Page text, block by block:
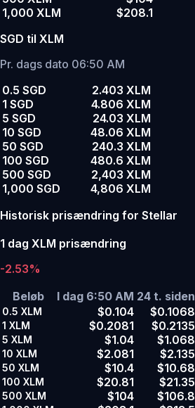
1,000 XLM
$208.1
SGD til XLM
Pr. dags dato 06:50 AM
0.5 SGD
2.403 XLM
1 SGD
4.806 XLM
5 SGD
24.03 XLM
10 SGD
48.06 XLM
50 SGD
240.3 XLM
100 SGD
480.6 XLM
500 SGD
2,403 XLM
1,000 SGD
4,806 XLM
Historisk prisændring for Stellar
1 dag XLM prisændring
-2.53%
Beløb
I dag 6:50 AM 24 t. siden
0.5 XLM $0.104 $0.1068
1 XLM $0.2081 $0.2135
5 XLM $1.04 $1.068
10 XLM $2.081 $2.135
50 XLM $10.4 $10.68
100 XLM $20.81 $21.35
500 XLM $104 $106.8